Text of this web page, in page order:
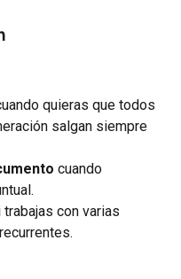
quieras que todos
salgan siempre
cuando
con varias